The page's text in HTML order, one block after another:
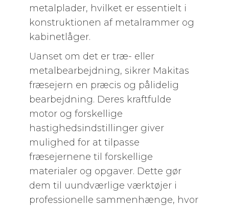
metalplader, hvilket er essentielt i
konstruktionen af metalrammer og
kabinetlåger.
Uanset om det er træ- eller
metalbearbejdning, sikrer Makitas
fræsejern en præcis og pålidelig
bearbejdning. Deres kraftfulde
motor og forskellige
hastighedsindstillinger giver
mulighed for at tilpasse
fræsejernene til forskellige
materialer og opgaver. Dette gør
dem til uundværlige værktøjer i
professionelle sammenhænge, hvor